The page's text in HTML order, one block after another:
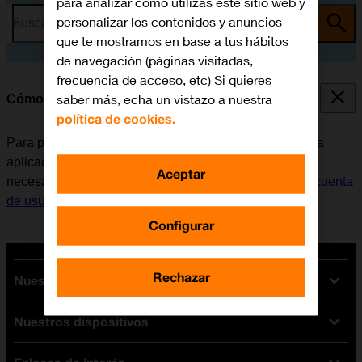
Busca por problema o tema
Cómo instalar Instagram
Para poder utilizar Instagram, es necesario instalar esta
aplicación en el móvil. Antes de instalar Instagram, es
necesario
configurar el móvil para internet
activar la cuenta
de usuario en el móvil
Nuestras tarifas
Tarifas Orange
Tarifas fibra y móvil
Nuestros dispositivos
personalizar los contenidos y anuncios
que te mostramos en base a tus hábitos
de navegación (páginas visitadas,
frecuencia de acceso, etc) Si quieres
saber más, echa un vistazo a nuestra
política de cookies.
Configurar
Rechazar
Aceptar